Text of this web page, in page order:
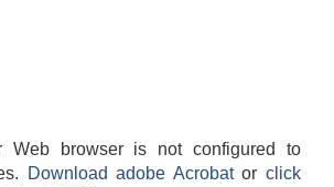
Web browser is not configured to
Download adobe Acrobatorclick